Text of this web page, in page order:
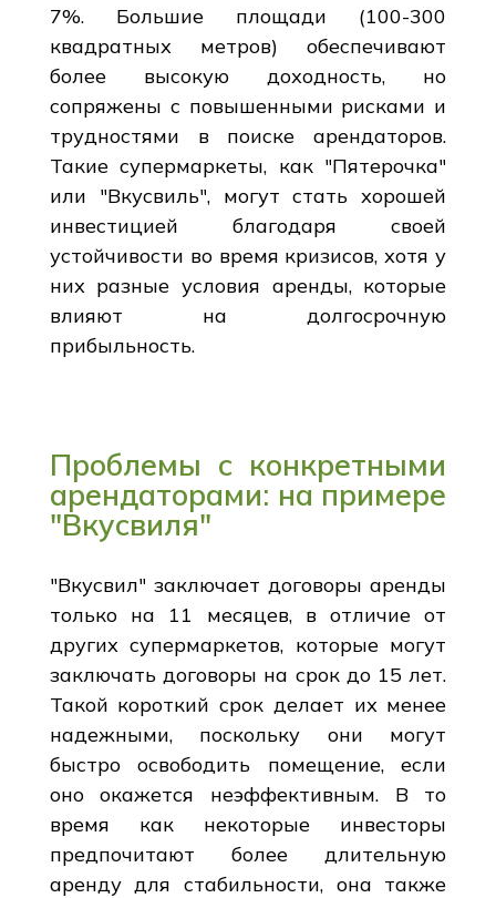
7%. Большие площади (100-300
квадратных метров) обеспечивают
более высокую доходность, но
сопряжены с повышенными рисками и
трудностями в поиске арендаторов.
Такие супермаркеты, как "Пятерочка"
или "Вкусвиль", могут стать хорошей
инвестицией благодаря своей
устойчивости во время кризисов, хотя у
них разные условия аренды, которые
влияют на долгосрочную
прибыльность.
Проблемы с конкретными
арендаторами: на примере
"Вкусвиля"
"Вкусвил" заключает договоры аренды
только на 11 месяцев, в отличие от
других супермаркетов, которые могут
заключать договоры на срок до 15 лет.
Такой короткий срок делает их менее
надежными, поскольку они могут
быстро освободить помещение, если
оно окажется неэффективным. В то
время как некоторые инвесторы
предпочитают более длительную
аренду для стабильности, она также